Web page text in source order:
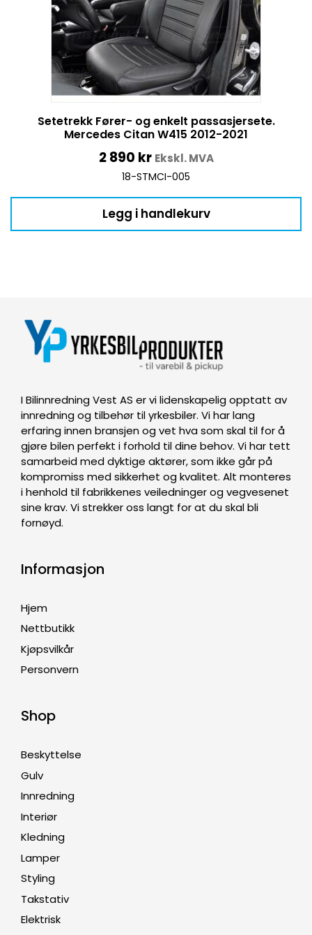
Setetrekk Fører- og enkelt passasjersete.
Mercedes Citan W415 2012-2021
2 890 kr Ekskl. MVA
18-STMCI-005
Legg i handlekurv
I Bilinnredning Vest AS er vi lidenskapelig opptatt av
innredning og tilbehør til yrkesbiler. Vi har lang
erfaring innen bransjen og vet hva som skal til for å
gjøre bilen perfekt i forhold til dine behov. Vi har tett
samarbeid med dyktige aktører, som ikke går på
kompromiss med sikkerhet og kvalitet. Alt monteres
i henhold til fabrikkenes veiledninger og vegvesenet
sine krav. Vi strekker oss langt for at du skal bli
fornøyd.
Informasjon
Hjem
Nettbutikk
Kjøpsvilkår
Personvern
Shop
Beskyttelse
Gulv
Innredning
Interiør
Kledning
Lamper
Styling
Takstativ
Elektrisk